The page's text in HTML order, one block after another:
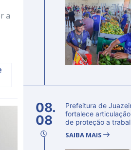
a
08.
08
Prefeitura de
fortalece
de proteção a
SAIBA MAIS